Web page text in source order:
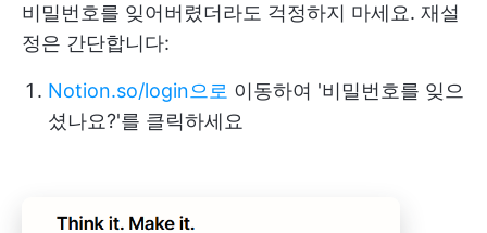
비밀번호를 잊어버렸더라도 걱정하지 마세요. 재설
정은 간단합니다:
Notion.so/login으로 이동하여 '비밀번호를 잊으
셨나요?'를 클릭하세요